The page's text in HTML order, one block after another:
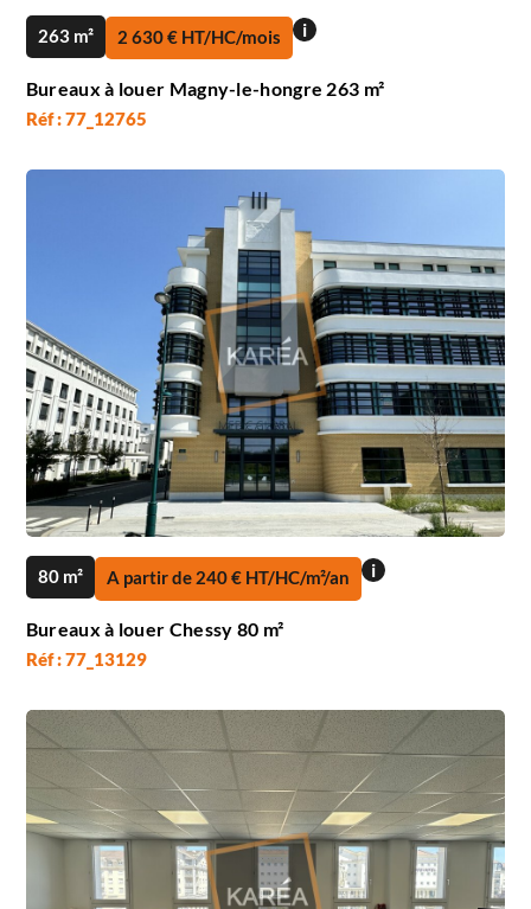
263 m² 2 630 € HT/HC/mois i
Bureaux à louer Magny-le-hongre 263 m²
Réf : 77_12765
80 m² A partir de 240 € HT/HC/m²/an i
Bureaux à louer Chessy 80 m²
Réf : 77_13129